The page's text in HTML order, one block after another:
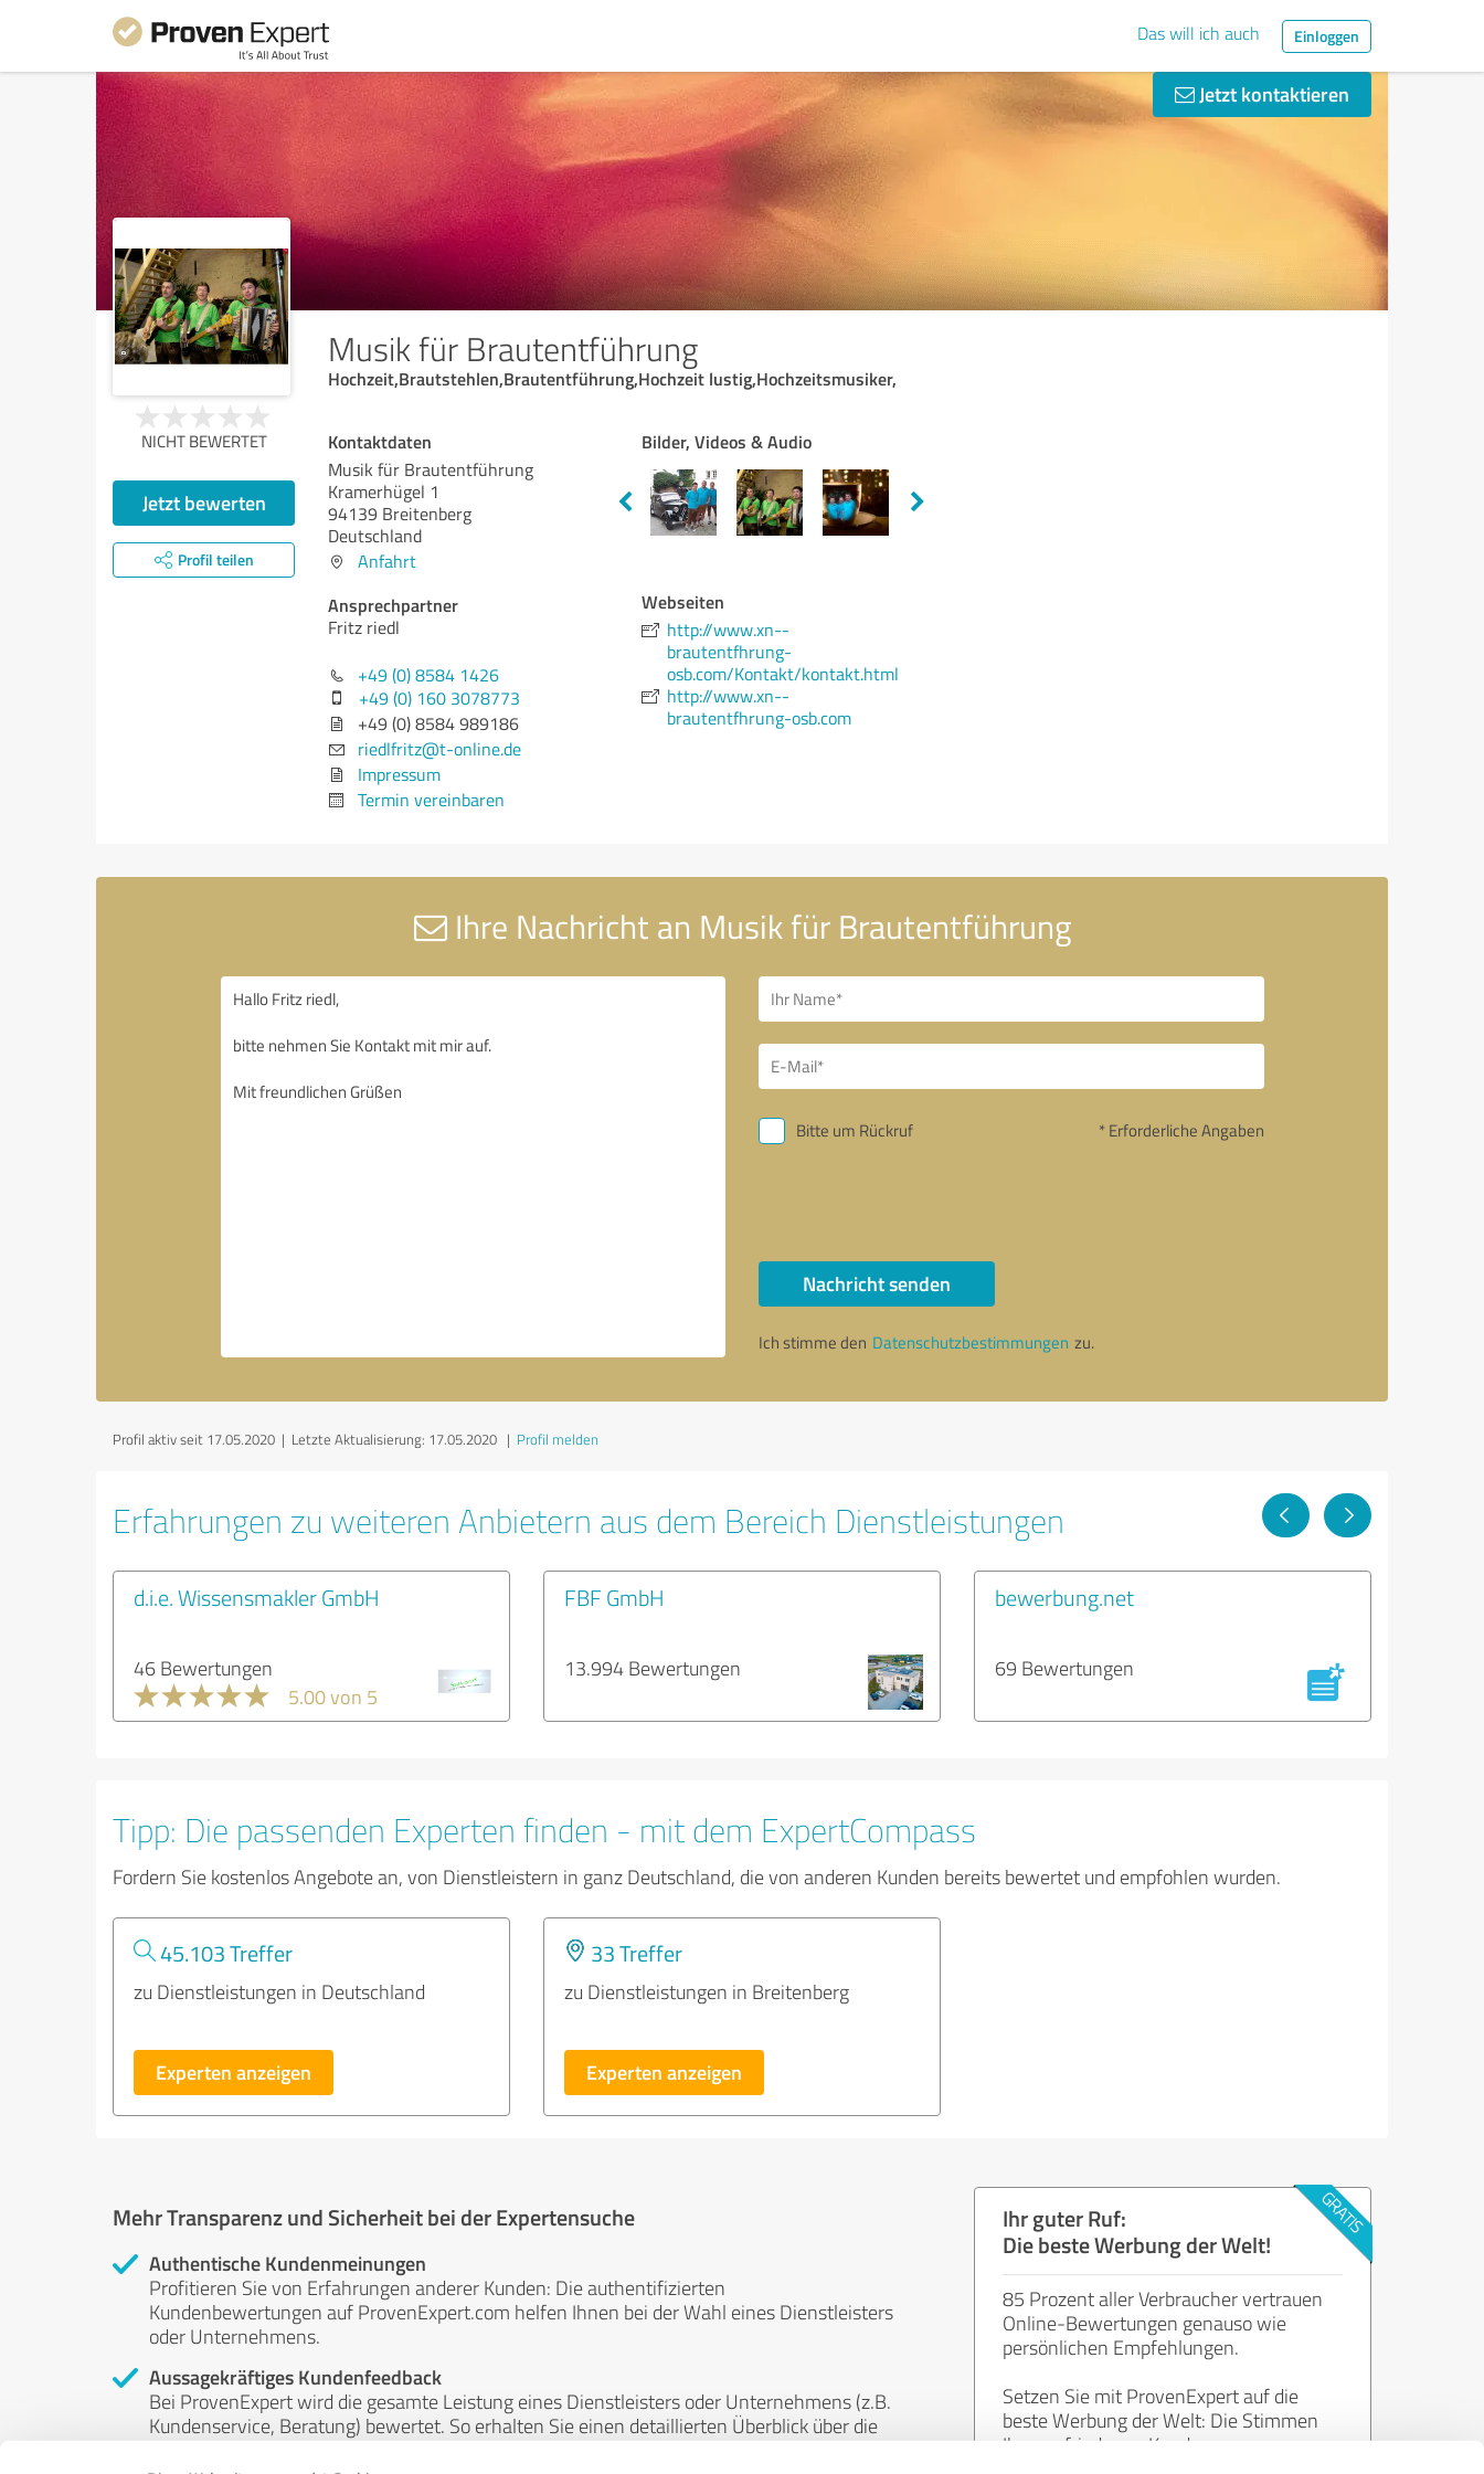
Das will ich auch Einloggen
Jetzt kontaktieren
Musik für Brautentführung
Hochzeit,Brautstehlen,Brautentführung,Hochzeit lustig,Hochzeitsmusiker,
NICHT BEWERTET
Jetzt bewerten
Profil teilen
Kontaktdaten
Musik für Brautentführung
Kramerhügel 1
94139 Breitenberg
Deutschland
Anfahrt
Ansprechpartner
Fritz riedl
+49 (0) 8584 1426
+49 (0) 160 3078773
+49 (0) 8584 989186
riedlfritz@t-online.de
Impressum
Termin vereinbaren
Bilder, Videos & Audio
Webseiten
http://www.xn--
brautentfhrung-
osb.com/Kontakt/kontakt.html
http://www.xn--
brautentfhrung-osb.com
Ihre Nachricht an Musik für Brautentführung
Bitte um Rückruf * Erforderliche Angaben
Nachricht senden
Ich stimme den Datenschutzbestimmungen zu.
Profil aktiv seit 17.05.2020 | Letzte Aktualisierung: 17.05.2020 | Profil melden
Erfahrungen zu weiteren Anbietern aus dem Bereich Dienstleistungen
d.i.e. Wissensmakler GmbH
46 Bewertungen
5.00 von 5
FBF GmbH
13.994 Bewertungen
bewerbung.net
69 Bewertungen
Tipp: Die passenden Experten finden - mit dem ExpertCompass
Fordern Sie kostenlos Angebote an, von Dienstleistern in ganz Deutschland, die von anderen Kunden bereits bewertet und empfohlen wurden.
45.103 Treffer
zu Dienstleistungen in Deutschland
Experten anzeigen
33 Treffer
zu Dienstleistungen in Breitenberg
Experten anzeigen
Mehr Transparenz und Sicherheit bei der Expertensuche
Authentische Kundenmeinungen
Profitieren Sie von Erfahrungen anderer Kunden: Die authentifizierten
Kundenbewertungen auf ProvenExpert.com helfen Ihnen bei der Wahl eines Dienstleisters
oder Unternehmens.
Aussagekräftiges Kundenfeedback
Bei ProvenExpert wird die gesamte Leistung eines Dienstleisters oder Unternehmens (z.B.
Kundenservice, Beratung) bewertet. So erhalten Sie einen detaillierten Überblick über die
Ihr guter Ruf:
Die beste Werbung der Welt!
85 Prozent aller Verbraucher vertrauen
Online-Bewertungen genauso wie
persönlichen Empfehlungen.
Setzen Sie mit ProvenExpert auf die
beste Werbung der Welt: Die Stimmen
Ihrer zufriedenen Kunden.